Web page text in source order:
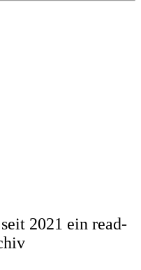
2021 ein read-